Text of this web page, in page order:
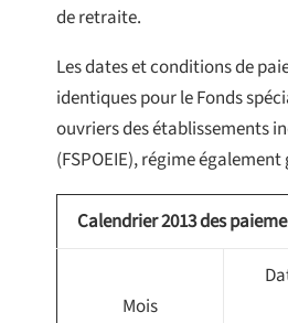
de retraite.
Les dates et conditions de
identiques pour le Fonds
ouvriers des établissements
(FSPOEIE), régime également
Calendrier 2013 des
Mois